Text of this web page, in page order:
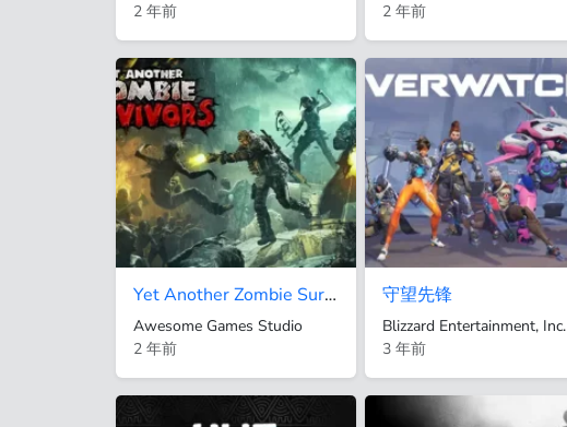
2 年前
2 年前
Yet Another Zombie Survivors - 又一个僵尸幸存者
Awesome Games Studio
2 年前
守望先锋
Blizzard Entertainment, Inc.
3 年前